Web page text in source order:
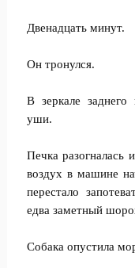
Двенадцать минут.
Он тронулся.
В зеркале
уши.
Печка разогналась
воздух в машине
перестало
едва заметный
Собака опустила